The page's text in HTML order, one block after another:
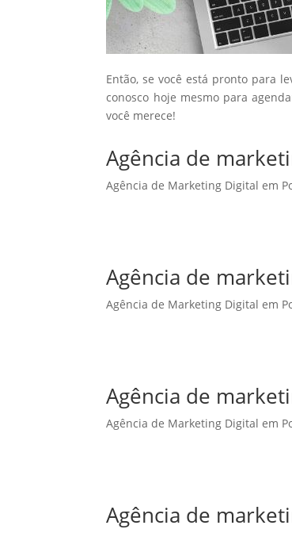
Então, se você está pronto para
conosco hoje mesmo para
você merece!
Agência de
Agência de Marketing Digital em
Agência de
Agência de Marketing Digital em
Agência de
Agência de Marketing Digital em
Agência de